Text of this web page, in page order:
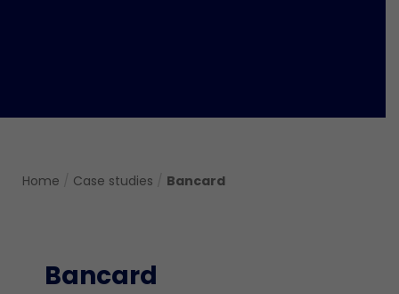
Home Case studies Bancard
Bancard